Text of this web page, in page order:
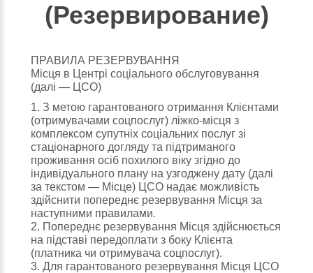
(Резервирование)
ПРАВИЛА РЕЗЕРВУВАННЯ
Місця в Центрі соціального обслуговування
(далі — ЦСО)
1. З метою гарантованого отримання Клієнтами
(отримувачами соцпослуг) ліжко-місця з
комплексом супутніх соціальних послуг зі
стаціонарного догляду та підтриманого
проживання осіб похилого віку згідно до
індивідуального плану на узгоджену дату (далі
за текстом — Місце) ЦСО надає можливість
здійснити попереднє резервування Місця за
наступними правилами.
2. Попереднє резервування Місця здійснюється
на підставі передоплати з боку Клієнта
(платника чи отримувача соцпослуг).
3. Для гарантованого резервування Місця ЦСО